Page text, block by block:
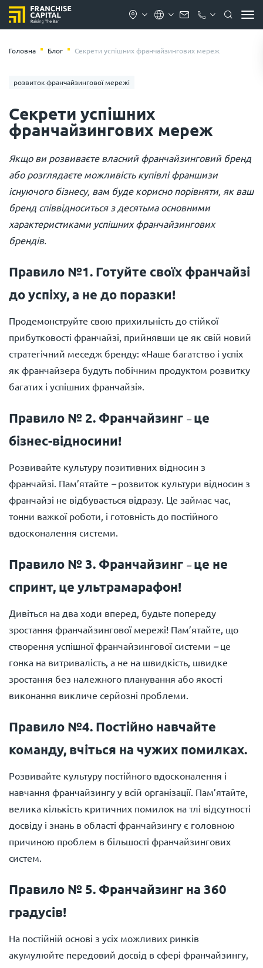
Головна Блог Секрети успішних франчайзингових мереж
розвиток франчайзингової мережі
Секрети успішних
франчайзингових мереж
Якщо ви розвиваєте власний франчайзинговий бренд
або розглядаєте можливість купівлі франшизи
існуючого бізнесу, вам буде корисно порівняти, як ваш
бренд співвідноситься з десятьма основними
характеристиками успішних франчайзингових
брендів.
Правило №1. Готуйте своїх франчайзі
до успіху, а не до поразки!
Продемонструйте свою прихильність до стійкої
прибутковості франчайзі, прийнявши це як свій новий
стратегічний меседж бренду: «Наше багатство і успіх
як франчайзера будуть побічним продуктом розвитку
багатих і успішних франчайзі».
Правило № 2. Франчайзинг –це
бізнес-відносини!
Розвивайте культуру позитивних відносин з
франчайзі. Пам’ятайте –розвиток культури відносин з
франчайзі не відбувається відразу. Це займає час,
тонни важкої роботи, і готовність до постійного
вдосконалення системи.
Правило № 3. Франчайзинг –це не
спринт, це ультрамарафон!
Дивіться на два ходи вперед, будьте попереду
зростання франчайзингової мережі! Пам’ятайте, що
створення успішної франчайзингової системи –це
гонка на витривалість, а не на швидкість, швидке
зростання без належного планування або якості
виконання викличе серйозні проблеми.
Правило №4. Постійно навчайте
команду, вчіться на чужих помилках.
Розвивайте культуру постійного вдосконалення і
навчання франчайзингу у всій організації. Пам’ятайте,
велика кількість критичних помилок на тлі відсутності
досвіду і знань в області франчайзингу є головною
причиною проблем в більшості франчайзингових
систем.
Правило № 5. Франчайзинг на 360
градусів!
На постійній основі з усіх можливих ринків
акумулюйте передовий досвід в сфері франчайзингу,